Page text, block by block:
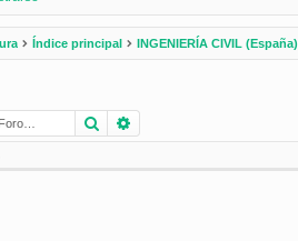
Índice principal INGENIERÍA CIVIL (España)
Buscar